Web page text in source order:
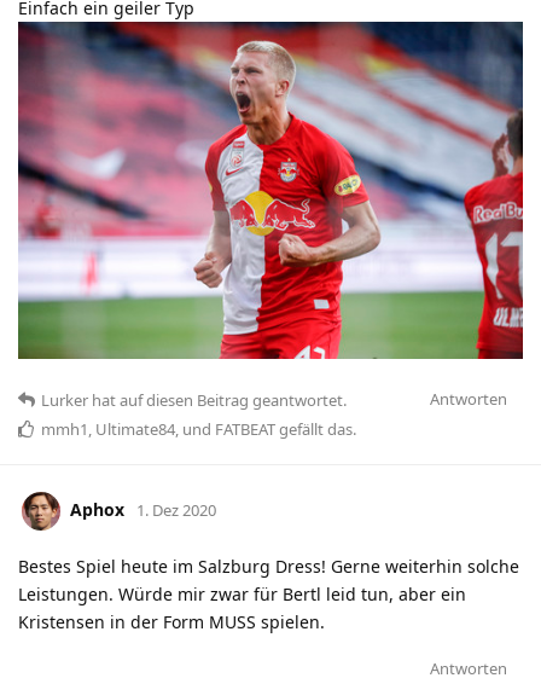
Einfach ein geiler Typ
Antworten
Lurker hatauf diesen Beitrag geantwortet.
mmh1, Ultimate84, und FATBEATgefällt das.
Aphox 1. Dez 2020
Bestes Spiel heute im Salzburg Dress! Gerne weiterhin solche
Leistungen. Würde mir zwar für Bertl leid tun, aber ein
Kristensen in der Form MUSS spielen.
Antworten